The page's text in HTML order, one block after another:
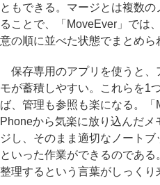
ともできる。マージとは複数
ることで、「MoveEver」では
意の順に並べた状態でまとめら
保存専用のアプリを使うと、
モが蓄積しやすい。これらを1
ば、管理も参照も楽になる。
Phoneから気楽に放り込んだ
ジし、そのまま適切なノート
といった作業ができるのであ
整理するという言葉がしっくり